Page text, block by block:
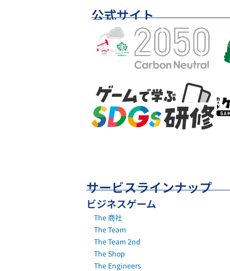
公式サイト
サービスラインナップ
ビジネスゲーム
The 商社
The Team
The Team 2nd
The Shop
The Engineers